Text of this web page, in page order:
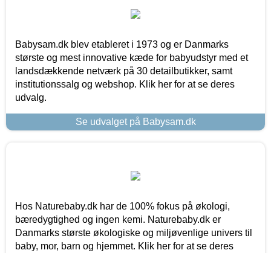
Babysam.dk blev etableret i 1973 og er Danmarks
største og mest innovative kæde for babyudstyr med et
landsdækkende netværk på 30 detailbutikker, samt
institutionssalg og webshop. Klik her for at se deres
udvalg.
Se udvalget på Babysam.dk
Hos Naturebaby.dk har de 100% fokus på økologi,
bæredygtighed og ingen kemi. Naturebaby.dk er
Danmarks største økologiske og miljøvenlige univers til
baby, mor, barn og hjemmet. Klik her for at se deres